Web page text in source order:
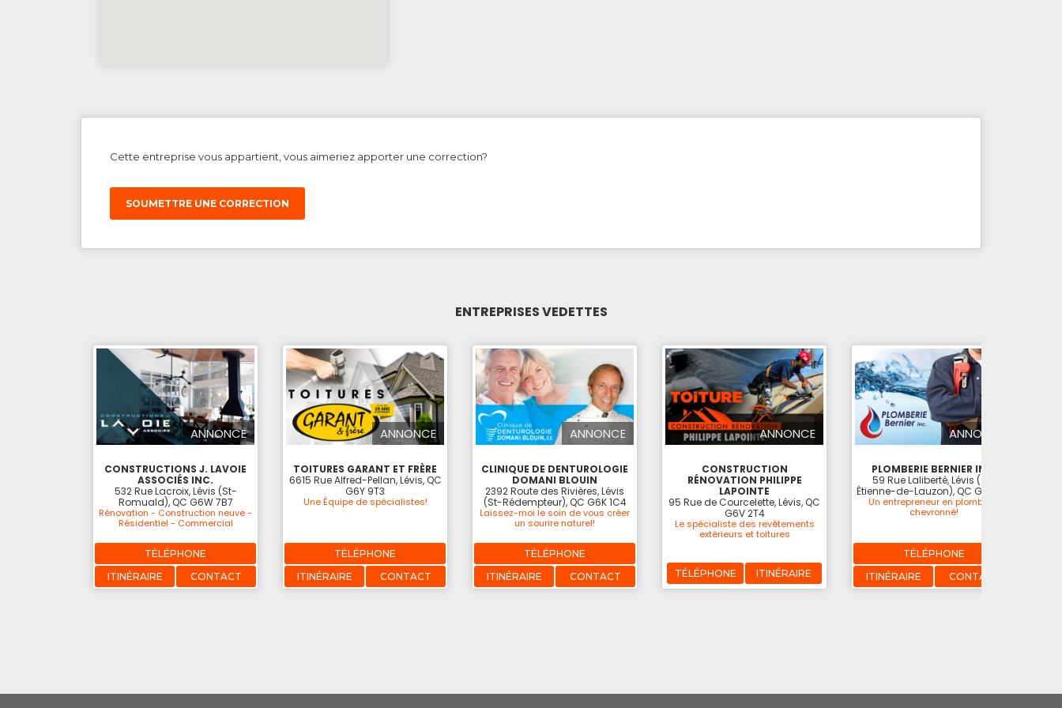
Cette entreprise vous appartient, vous aimeriez apporter une correction?
SOUMETTRE UNE CORRECTION
ENTREPRISES VEDETTES
ANNONCE
CONSTRUCTIONS J. LAVOIE
ASSOCIÉS INC.
532 Rue Lacroix, Lévis (St-
Romuald), QC G6W 7B7
Rénovation - Construction neuve -
Résidentiel - Commercial
TÉLÉPHONE
ITINÉRAIRE
CONTACT
ANNONCE
TOITURES GARANT ET FRÈRE
6615 Rue Alfred-Pellan, Lévis, QC
G6Y 9T3
Une Équipe de spécialistes!
TÉLÉPHONE
ITINÉRAIRE
CONTACT
ANNONCE
CLINIQUE DE DENTUROLOGIE
DOMANI BLOUIN
2392 Route des Rivières, Lévis
(St-Rédempteur), QC G6K 1C4
Laissez-moi le soin de vous créer
un sourire naturel!
TÉLÉPHONE
ITINÉRAIRE
CONTACT
ANNONCE
CONSTRUCTION
RÉNOVATION PHILIPPE
LAPOINTE
95 Rue de Courcelette, Lévis, QC
G6V 2T4
Le spécialiste des revêtements
extérieurs et toitures
TÉLÉPHONE ITINÉRAIRE
ANNONCE
PLOMBERIE BERNIER INC.
59 Rue Laliberté, Lévis (St-
Étienne-de-Lauzon), QC G6J 1Z5
Un entrepreneur en plomberie
chevronné!
TÉLÉPHONE
ITINÉRAIRE
CONTACT